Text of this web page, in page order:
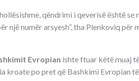
qëndrimi i qeverisë është
një numër arsyesh”, tha Plenkoviq
Evropian ishte ftuar këtë muaj
kroate po pret që Bashkimi Evropian